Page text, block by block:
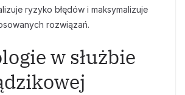
ryzyko błędów i maksymalizuje
rozwiązań.
w służbie